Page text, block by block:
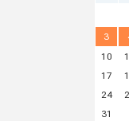
3
10
17
24
31